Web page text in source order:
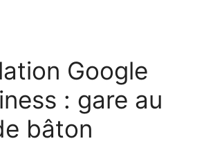
Google
: gare au
bâton